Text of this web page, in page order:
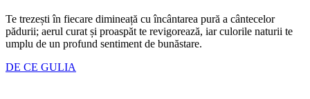
Te trezești în fiecare dimineață cu încântarea pură a cântecelor
pădurii; aerul curat și proaspăt te revigorează, iar culorile naturii te
umplu de un profund sentiment de bunăstare.
DE CE GULIA